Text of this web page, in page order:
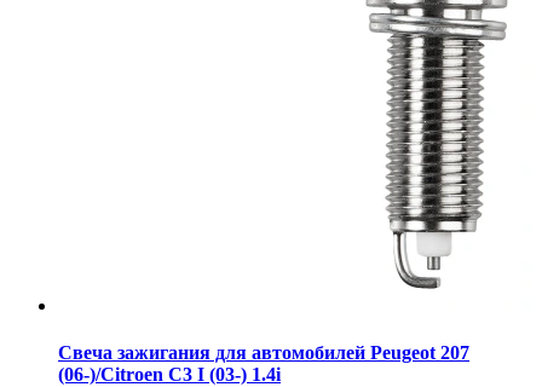
Свеча зажигания для автомобилей Peugeot 207
(06-)/Citroen C3 I (03-) 1.4i